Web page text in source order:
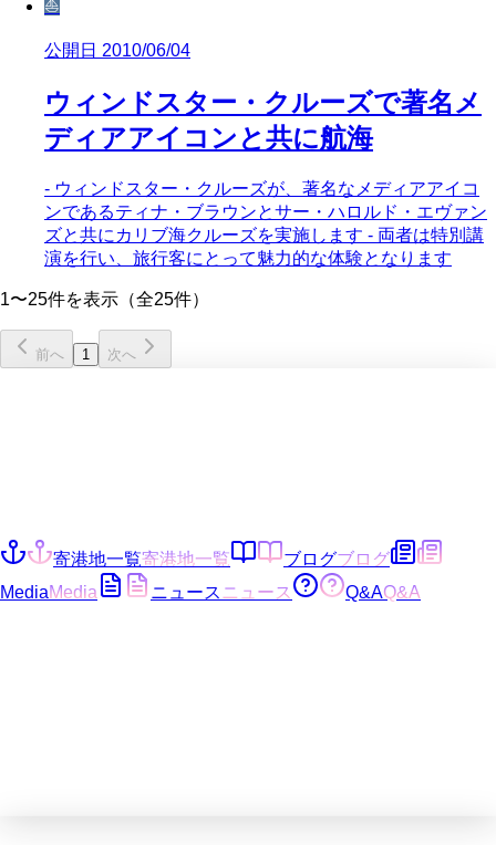
⛵
公開日 2010/06/04
ウィンドスター・クルーズで著名メ
ディアアイコンと共に航海
- ウィンドスター・クルーズが、著名なメディアアイコ
ンであるティナ・ブラウンとサー・ハロルド・エヴァン
ズと共にカリブ海クルーズを実施します - 両者は特別講
演を行い、旅行客にとって魅力的な体験となります
1〜25件を表示（全25件）
前へ 1 次へ
寄港地一覧寄港地一覧 ブログブログ
MediaMedia ニュース ニュース Q&AQ&A